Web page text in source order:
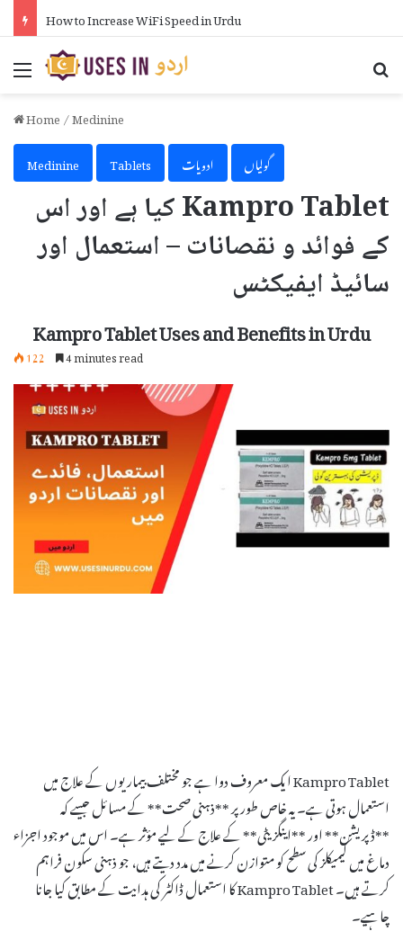
Menu
Home/Medinine
Medinine
Tablets ادویات گولیاں
Kampro Tablet کیا ہے اور اس
کے فوائد و نقصانات – استعمال اور
سائیڈ ایفیکٹس
Kampro Tablet Uses and Benefits in Urdu
122 4 minutes read
Kampro Tablet ایک معروف دوا ہے جو مختلف بیماریوں کے علاج میں
استعمال ہوتی ہے۔ یہ خاص طور پر **ذہنی صحت** کے مسائل جیسے کہ
**ڈپریشن** اور **اینگزیٹی** کے علاج کے لیے مؤثر ہے۔ اس میں موجود اجزاء
دماغ میں کیمیکلز کی سطح کو متوازن کرنے میں مدد دیتے ہیں، جو ذہنی سکون فراہم
کرتے ہیں۔ Kampro Tablet کا استعمال ڈاکٹر کی ہدایت کے مطابق کیا جانا
چاہیے۔